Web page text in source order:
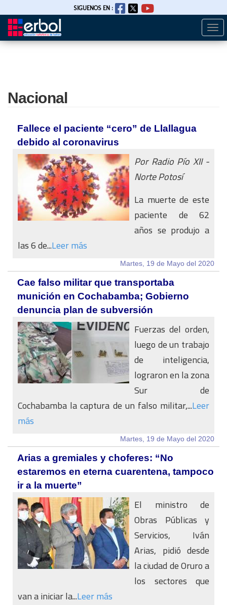
Pasar
SIGUENOS EN :
Nacional
Fallece el paciente “cero” de Llallagua
debido al coronavirus
Por Radio Pío XII -
Norte Potosí
La muerte de este
paciente de 62
años se produjo a
las 6 de...Leer más
Martes, 19 de Mayo del 2020
Cae falso militar que transportaba
munición en Cochabamba; Gobierno
denuncia plan de subversión
Fuerzas del orden,
luego de un trabajo
de inteligencia,
lograron en la zona
Sur de
Cochabamba la captura de un falso militar,...Leer
más
Martes, 19 de Mayo del 2020
Arias a gremiales y choferes: “No
estaremos en eterna cuarentena, tampoco
ir a la muerte”
El ministro de
Obras Públicas y
Servicios, Iván
Arias, pidió desde
la ciudad de Oruro a
los sectores que
van a iniciar la...Leer más